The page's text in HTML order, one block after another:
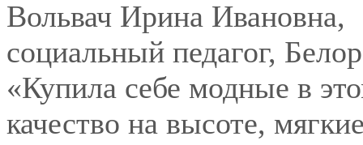
Вольвач Ирина Ивановна,
социальный педагог,
«Купила себе модные в
качество на высоте,